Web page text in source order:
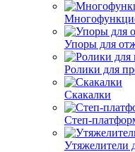
Упоры для
Ролики для
Скакалки
Степ-
Утяжелители